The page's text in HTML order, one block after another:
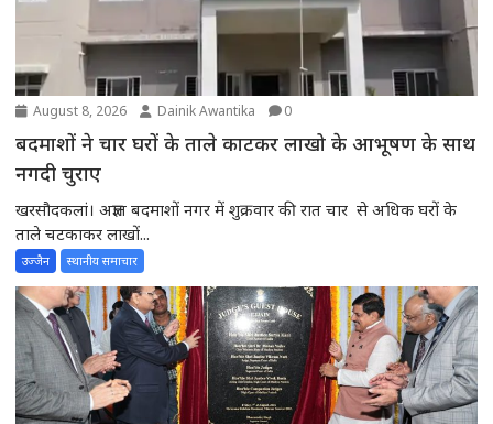
August 8, 2026 Dainik Awantika 0
बदमाशों ने चार घरों के ताले काटकर लाखो के आभूषण के साथ
नगदी चुराए
खरसौदकलां। अज्ञात बदमाशों नगर में शुक्रवार की रात चार से अधिक घरों के
ताले चटकाकर लाखों...
उज्जैन स्थानीय समाचार